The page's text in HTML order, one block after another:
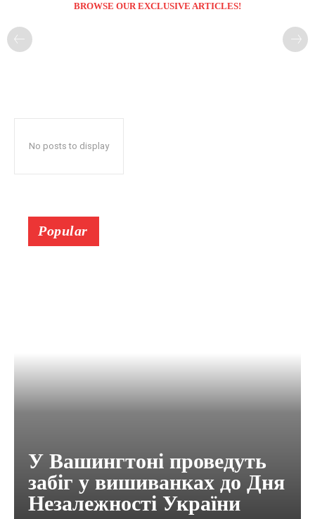
BROWSE OUR EXCLUSIVE ARTICLES!
No posts to display
Popular
У Вашингтоні проведуть
забіг у вишиванках до Дня
Незалежності України